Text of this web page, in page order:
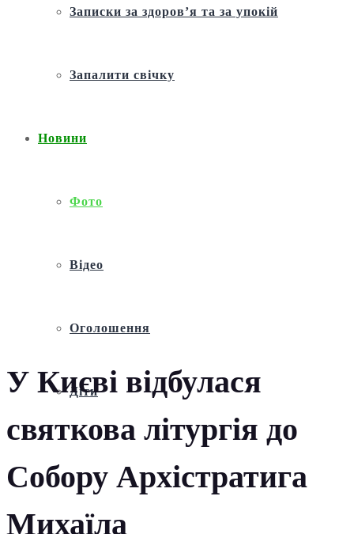
Записки за здоров’я та за упокій
Запалити свічку
Новини
Фото
Відео
Оголошення
Діти
У Києві відбулася
святкова літургія до
Собору Архістратига
Михаїла